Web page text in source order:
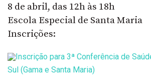
8 de abril, das 12h às 18h
Escola Especial de Santa Maria
Inscrições:
Inscrição para 3ª Conferência de
Sul (Gama e Santa Maria)